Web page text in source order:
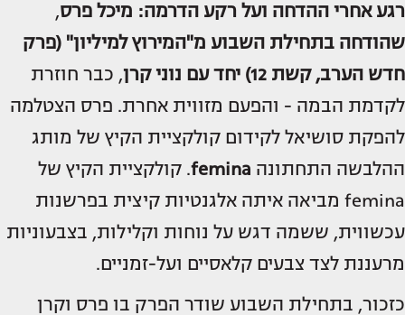
רגע אחרי ההדחה ועל רקע הדרמה: מיכל פרס,
שהודחה בתחילת השבוע מ"המירוץ למיליון" (פרק
חדש הערב, קשת 12) יחד עם
נוני קרן, כבר חוזרת
לקדמת הבמה - והפעם מזווית אחרת. פרס הצטלמה
להפקת סושיאל לקידום קולקציית הקיץ של מותג
ההלבשה התחתונה femina. קולקציית הקיץ של
femina מביאה איתה אלגנטיות קיצית בפרשנות
עכשווית, ששמה דגש על נוחות וקלילות, בצבעוניות
מרעננת לצד צבעים קלאסיים ועל-זמניים.
כזכור, בתחילת השבוע שודר הפרק בו פרס וקרן